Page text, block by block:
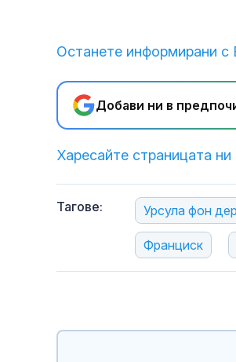
Останете информирани с
Добави ни в
Харесайте страницата
Тагове: Урсула фон
Франциск